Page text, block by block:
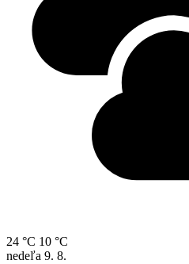
24 °C 10 °C
nedeľa 9. 8.